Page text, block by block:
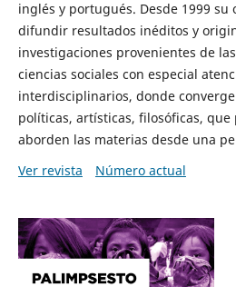
inglés y portugués. Desde 1999 su
difundir resultados inéditos y
investigaciones provenientes de
ciencias sociales con especial
interdisciplinarios, donde
políticas, artísticas, filosóficas,
aborden las materias desde una
Ver revista
Número actual